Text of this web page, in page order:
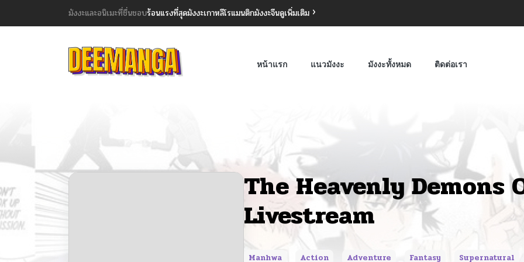
มังงะและอนิเมะที่ชื่นชอบร้อนแรงที่สุดมังงะเกาหลีโรแมนติกมังงะจีนดูเพิ่มเติม
หน้าแรก แนวมังงะ มังงะทั้งหมด ติดต่อเรา
The Heavenly Demons
Livestream
Manhwa Action Adventure Fantasy Supernatural